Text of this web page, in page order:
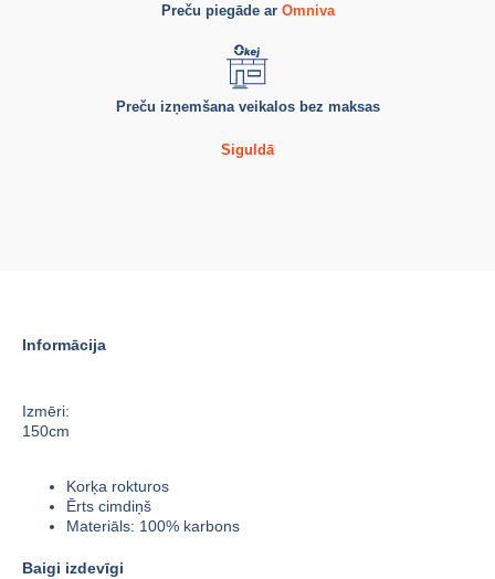
Preču piegāde ar Omniva
Preču izņemšana veikalos bez maksas
Siguldā
Informācija
Izmēri:
150cm
Korķa rokturos
Ērts cimdiņš
Materiāls: 100% karbons
Baigi izdevīgi